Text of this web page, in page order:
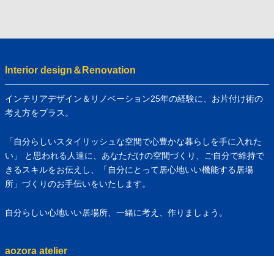
Interior design＆Renovation
インテリアデザイン＆リノベーション25年の経験に、お片付け術の
考え方をプラス。
「自分らしいスタイリッシュな空間で心豊かな暮らしを手に入れた
い」 と思われる人達に、あなただけの空間づくり、ご自分で維持で
きるスキルをお伝えし、「自分にとって居心地いい機能する居場
所」づくりのお手伝いをいたします。
自分らしい心地いい居場所、一緒に考え、作りましょう。
aozora atelier